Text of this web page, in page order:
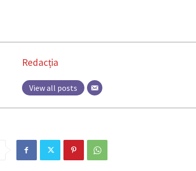
Redacția
View all posts